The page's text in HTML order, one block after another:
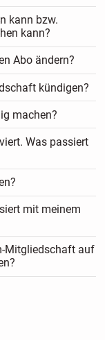
kann bzw.
kann?
Abo ändern?
kündigen?
machen?
Was passiert
mit meinem
Mitgliedschaft auf